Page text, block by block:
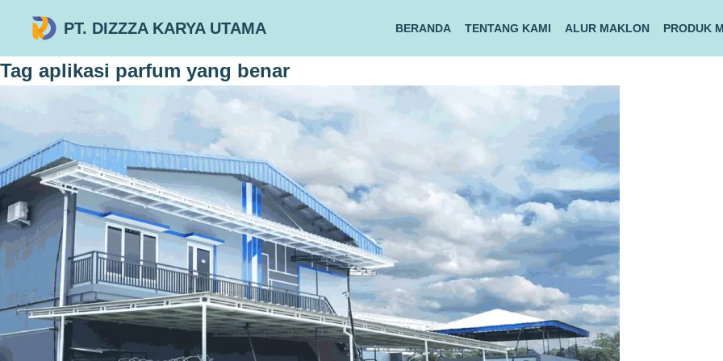
PT. DIZZZA KARYA UTAMA BERANDA TENTANG KAMI ALUR MAKLON PRODUK
Tag aplikasi parfum yang benar